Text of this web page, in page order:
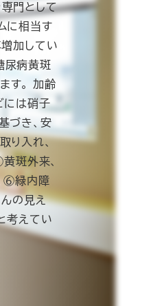
門として
に相当す
加してい
尿病黄斑
す。 加齢
には硝子
づき、安
り入れ、
斑外来、
⑥緑内障
の見え
考えてい